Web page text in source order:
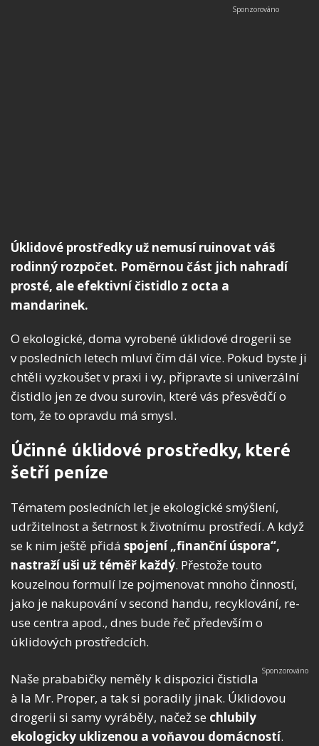
Úklidové prostředky už nemusí ruinovat váš
rodinný rozpočet. Poměrnou část jich nahradí
prosté, ale efektivní čistidlo z octa a
mandarinek.
O ekologické, doma vyrobené úklidové drogerii se
v posledních letech mluví čím dál více. Pokud byste ji
chtěli vyzkoušet v praxi i vy, připravte si univerzální
čistidlo jen ze dvou surovin, které vás přesvědčí o
tom, že to opravdu má smysl.
Účinné úklidové prostředky, které
šetří peníze
Tématem posledních let je ekologické smýšlení,
udržitelnost a šetrnost k životnímu prostředí. A když
se k nim ještě přidá spojení „finanční úspora“,
nastraží uši už téměř každý. Přestože touto
kouzelnou formulí lze pojmenovat mnoho činností,
jako je nakupování v second handu, recyklování, re-
use centra apod., dnes bude řeč především o
úklidových prostředcích.
Naše prababičky neměly k dispozici čistidla
à la Mr. Proper, a tak si poradily jinak. Úklidovou
drogerii si samy vyráběly, načež se chlubily
ekologicky uklizenou a voňavou domácností.